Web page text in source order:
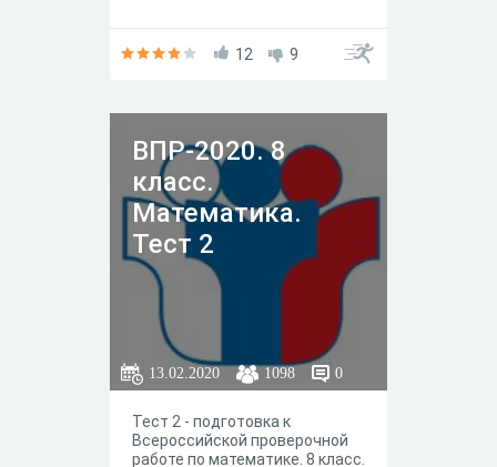
12 9
ВПР-2020. 8
класс.
Математика.
Тест 2
13.02.2020 1098 0
Тест 2 - подготовка к
Всероссийской проверочной
работе по математике. 8 класс.